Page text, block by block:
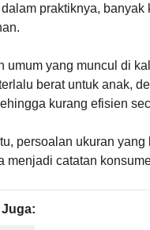
dalam praktiknya,
umum yang muncul di
berat untuk anak,
kurang efisien
persoalan ukuran
menjadi catatan
Juga: